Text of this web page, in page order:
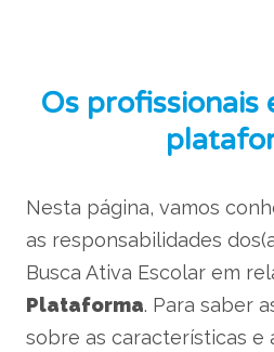
Os profissionais
Nesta página, vamos
as responsabilidades
Busca Ativa Escolar em
Plataforma. Para saber
sobre as características e